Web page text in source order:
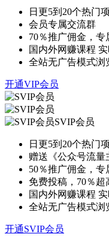
日更5到20个热门
会员专属交流群
70％推广佣金，专
国内外网赚课程
全站无广告模式浏
开通VIP会员
SVIP会员
日更5到20个热门
赠送《公众号流量
50％推广佣金，专
免费投稿，70％超
国内外网赚课程
全站无广告模式浏
开通SVIP会员